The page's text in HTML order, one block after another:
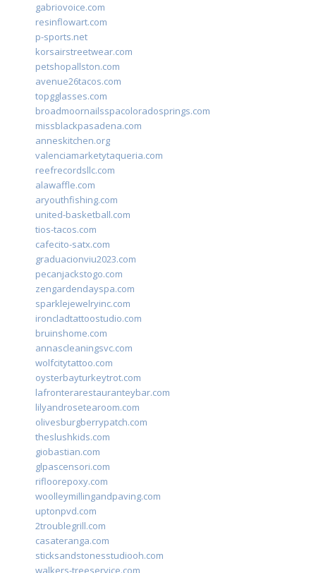
gabriovoice.com
resinflowart.com
p-sports.net
korsairstreetwear.com
petshopallston.com
avenue26tacos.com
topgglasses.com
broadmoornailsspacoloradosprings.com
missblackpasadena.com
anneskitchen.org
valenciamarketytaqueria.com
reefrecordsllc.com
alawaffle.com
aryouthfishing.com
united-basketball.com
tios-tacos.com
cafecito-satx.com
graduacionviu2023.com
pecanjackstogo.com
zengardendayspa.com
sparklejewelryinc.com
ironcladtattoostudio.com
bruinshome.com
annascleaningsvc.com
wolfcitytattoo.com
oysterbayturkeytrot.com
lafronterarestauranteybar.com
lilyandrosetearoom.com
olivesburgberrypatch.com
theslushkids.com
giobastian.com
glpascensori.com
rifloorepoxy.com
woolleymillingandpaving.com
uptonpvd.com
2troublegrill.com
casateranga.com
sticksandstonesstudiooh.com
walkers-treeservice.com